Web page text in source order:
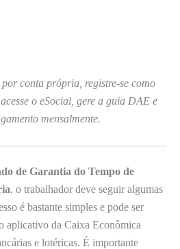
conta própria, registre-se como
o eSocial, gere a guia DAE e
mensalmente.
de Garantia do Tempo de
, o trabalhador deve seguir algumas
é bastante simples e pode ser
aplicativo da Caixa Econômica
e lotéricas. É importante